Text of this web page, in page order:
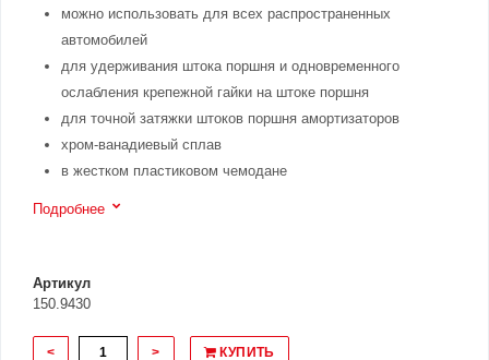
можно использовать для всех распространенных
автомобилей
для удерживания штока поршня и одновременного
ослабления крепежной гайки на штоке поршня
для точной затяжки штоков поршня амортизаторов
хром-ванадиевый сплав
в жестком пластиковом чемодане
Подробнее
Артикул
150.9430
< > КУПИТЬ